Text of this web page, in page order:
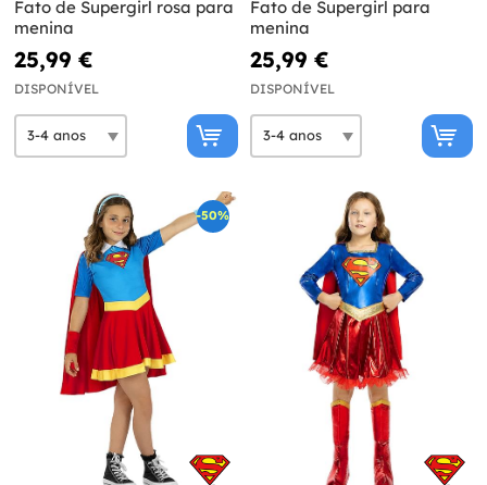
Fato de Supergirl rosa para
menina
25,99 €
DISPONÍVEL
Fato de Supergirl para
menina
25,99 €
DISPONÍVEL
-50%